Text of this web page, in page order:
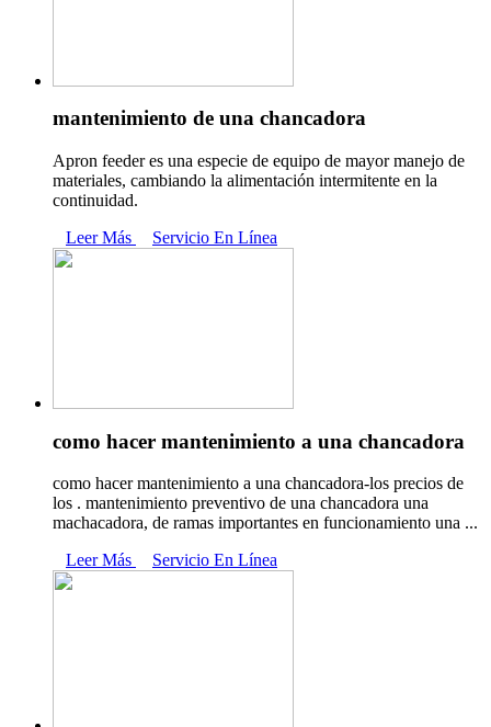
mantenimiento de una chancadora
Apron feeder es una especie de equipo de mayor manejo de
materiales, cambiando la alimentación intermitente en la
continuidad.
Leer Más
Servicio En Línea
como hacer mantenimiento a una chancadora
como hacer mantenimiento a una chancadora-los precios de
los . mantenimiento preventivo de una chancadora una
machacadora, de ramas importantes en funcionamiento una ...
Leer Más
Servicio En Línea